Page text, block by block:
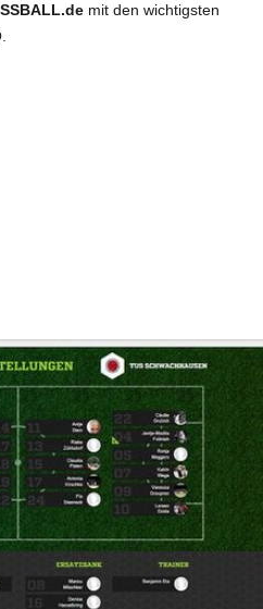
mit den wichtigsten